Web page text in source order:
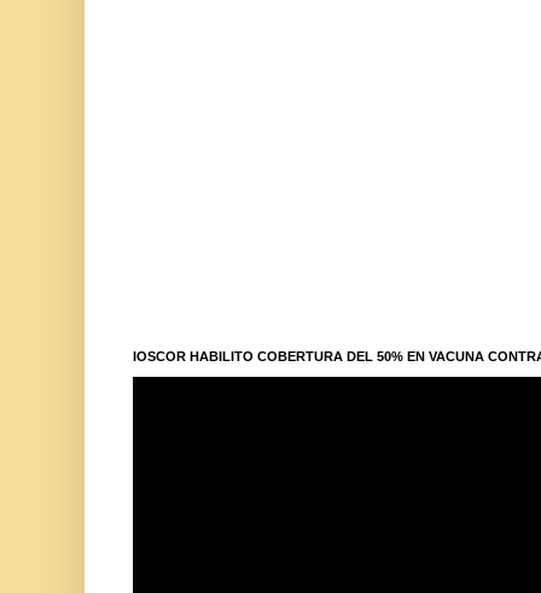
IOSCOR HABILITO COBERTURA DEL 50% EN VACUNA